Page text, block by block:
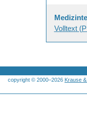
Volltext
copyright © 2000–2026 Krause